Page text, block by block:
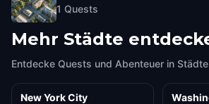
1 Quests
Mehr Städte
Entdecke Quests und Abenteuer in
New York City